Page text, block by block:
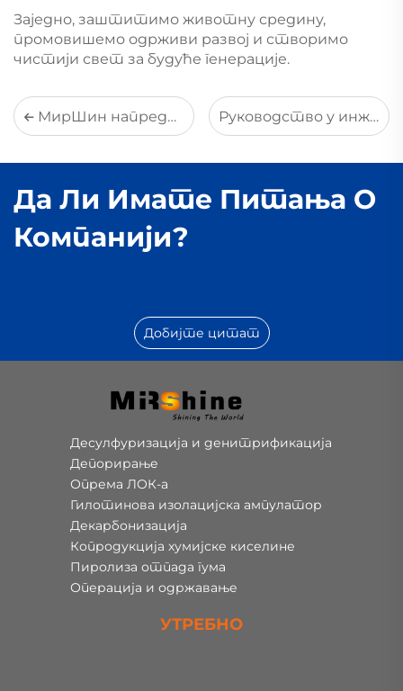
Заједно, заштитимо животну средину,
промовишемо одрживи развој и створимо
чистији свет за будуће генерације.
МирШин напредује у технологији десулфуризације на бази амонијака за индустријске апликације са ултраниским емисијама Руководство у инжењерству животне средине: Вођење висококвалитетног зелених развоја
Да Ли Имате Питања О
Компанији?
Добијте цитат
Десулфуризација и денитрификација
Депорирање
Опрема ЛОК-а
Гилотинова изолацијска ампулатор
Декарбонизација
Копродукција хумијске киселине
Пиролиза отпада гума
Операција и одржавање
УТРЕБНО